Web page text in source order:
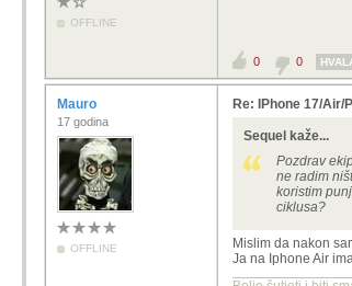
OFFLINE
0 0
Mauro
17 godina
OFFLINE
Re: IPhone 17/Air/
Sequel kaže...
Pozdrav
ne radim
koristim
ciklusa?
Mislim da nakon
Ja na Iphone Air